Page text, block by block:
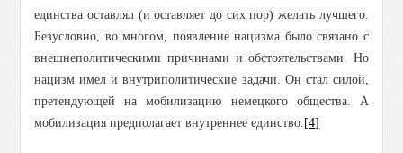
единства оставлял (и оставляет до сих пор) желать лучшего.
Безусловно, во многом, появление нацизма было связано с
внешнеполитическими причинами и обстоятельствами. Но
нацизм имел и внутриполитические задачи. Он стал силой,
претендующей на мобилизацию немецкого общества. А
мобилизация предполагает внутреннее единство. [4]